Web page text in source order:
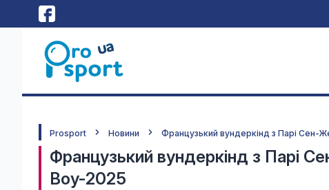
Prosport Новини Французький вундеркінд з Парі
Французький вундеркінд з Парі
Boy-2025